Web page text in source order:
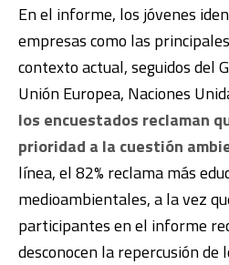
En el informe, los jóvenes
empresas como las
contexto actual, seguidos del
Unión Europea, Naciones
los encuestados reclaman
prioridad a la cuestión
línea, el 82% reclama más
medioambientales, a la vez
participantes en el informe
desconocen la repercusión de